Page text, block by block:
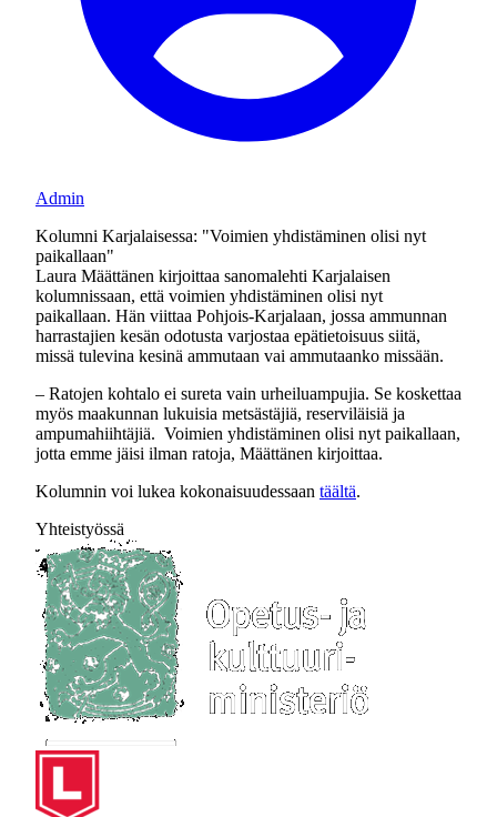
Admin
Kolumni Karjalaisessa: "Voimien yhdistäminen olisi nyt
paikallaan"
Laura Määttänen kirjoittaa sanomalehti Karjalaisen
kolumnissaan, että voimien yhdistäminen olisi nyt
paikallaan. Hän viittaa Pohjois-Karjalaan, jossa ammunnan
harrastajien kesän odotusta varjostaa epätietoisuus siitä,
missä tulevina kesinä ammutaan vai ammutaanko missään.
– Ratojen kohtalo ei sureta vain urheiluampujia. Se koskettaa
myös maakunnan lukuisia metsästäjiä, reserviläisiä ja
ampumahiihtäjiä. Voimien yhdistäminen olisi nyt paikallaan,
jotta emme jäisi ilman ratoja, Määttänen kirjoittaa.
Kolumnin voi lukea kokonaisuudessaan täältä.
Yhteistyössä